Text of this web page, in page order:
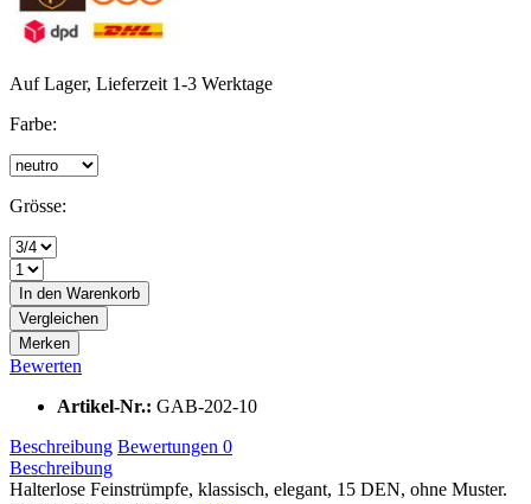
Auf Lager, Lieferzeit 1-3 Werktage
Farbe:
Grösse:
In den Warenkorb
Vergleichen
Merken
Bewerten
Artikel-Nr.: GAB-202-10
Beschreibung Bewertungen 0
Beschreibung
Halterlose Feinstrümpfe, klassisch, elegant, 15 DEN, ohne Muster.